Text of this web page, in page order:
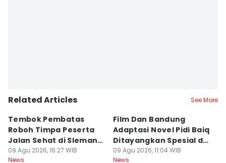
Related Articles See More
Tembok Pembatas
Roboh Timpa Peserta
Jalan Sehat di Sleman,
10 Orang Luka
09 Agu 2026, 16:27 WIB
News
Film Dan Bandung
Adaptasi Novel Pidi Baiq
Ditayangkan Spesial di
Jogja
09 Agu 2026, 11:04 WIB
News